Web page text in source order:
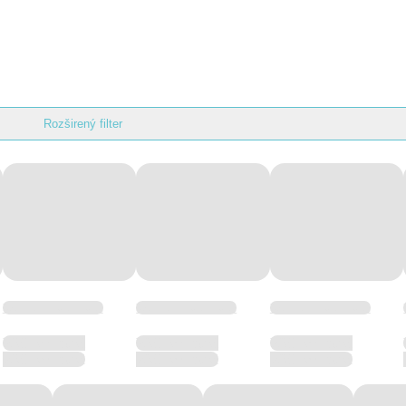
Rozširený filter
Wellness hotel hotel
Wellness hotel
Wellness hotel
Wellness hotel hotel
Wellness hotel
Wellness hotel
Wellness hotel hotel
Wellness hotel
Wellness hotel